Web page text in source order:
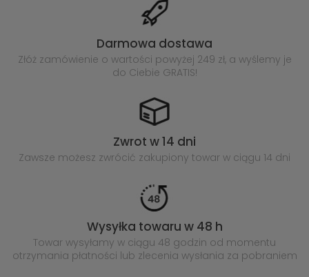
Darmowa dostawa
Złóż zamówienie o wartości powyżej 249 zł, a wyślemy je
do Ciebie GRATIS!
Zwrot w 14 dni
Zawsze możesz zwrócić zakupiony towar w ciągu 14 dni
Wysyłka towaru w 48 h
Towar wysyłamy w ciągu 48 godzin od momentu
otrzymania płatności lub zlecenia wysłania za pobraniem